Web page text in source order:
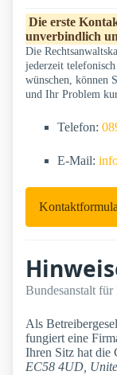
Die erste
unverbindlich
Die
jederzeit
wünschen, können
und Ihr Problem
Telefon:
E-Mail:
Bundesanstalt
Als
fungiert eine
Ihren Sitz hat die
EC58 4UD,